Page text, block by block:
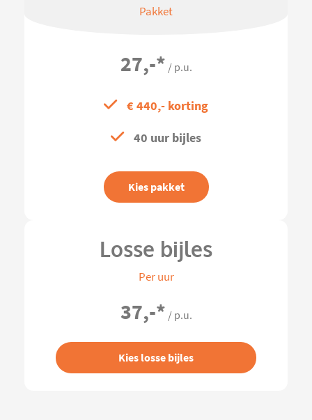
Pakket
27,-* / p.u.
€ 440,- korting
40 uur bijles
Kies pakket
Losse bijles
Per uur
37,-* / p.u.
Kies losse bijles